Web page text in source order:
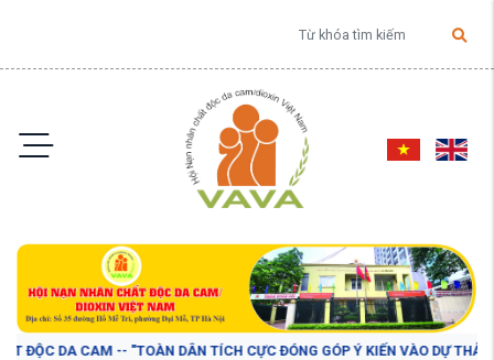
DA CAM -- "TOÀN DÂN TÍCH CỰC ĐÓNG GÓP Ý KIẾN VÀO DỰ THẢO